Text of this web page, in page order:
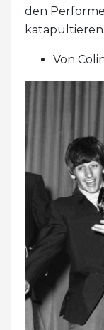
den
katapultieren.
Von